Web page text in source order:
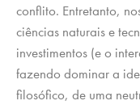
conflito. Entretanto,
ciências naturais e
investimentos (e o
fazendo dominar a
filosófico, de uma